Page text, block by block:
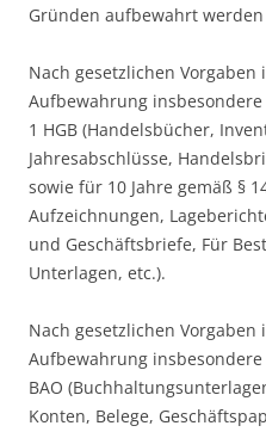
Gründen aufbewahrt
Nach gesetzlichen
Aufbewahrung insbesondere
1 HGB (Handelsbücher,
Jahresabschlüsse,
sowie für 10 Jahre gemäß §
Aufzeichnungen,
und Geschäftsbriefe, Für
Unterlagen, etc.).
Nach gesetzlichen
Aufbewahrung insbesondere
BAO
Konten, Belege,